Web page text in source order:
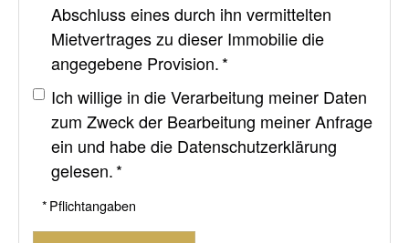
Abschluss eines durch ihn vermittelten
Mietvertrages zu dieser Immobilie die
angegebene Provision. *
Ich willige in die Verarbeitung meiner Daten
zum Zweck der Bearbeitung meiner Anfrage
ein und habe die Datenschutzerklärung
gelesen. *
* Pflichtangaben